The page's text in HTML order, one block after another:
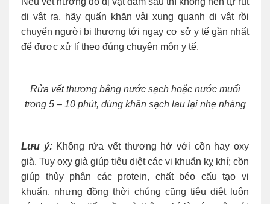
dị vật ra, hãy quấn khăn vải xung quanh dị vật rồi
chuyển người bị thương tới ngay cơ sở y tế gần nhất
để được xử lí theo đúng chuyên môn y tế.
Rửa vết thương bằng nước sạch hoặc nước muối
trong 5 – 10 phút, dùng khăn sạch lau lại nhẹ nhàng
Lưu ý:Không rửa vết thương hở với cồn hay oxy
già. Tuy oxy già giúp tiêu diệt các vi khuẩn kỵ khí; cồn
giúp thủy phân các protein, chất béo cấu tạo vi
khuẩn. nhưng đồng thời chúng cũng tiêu diệt luôn